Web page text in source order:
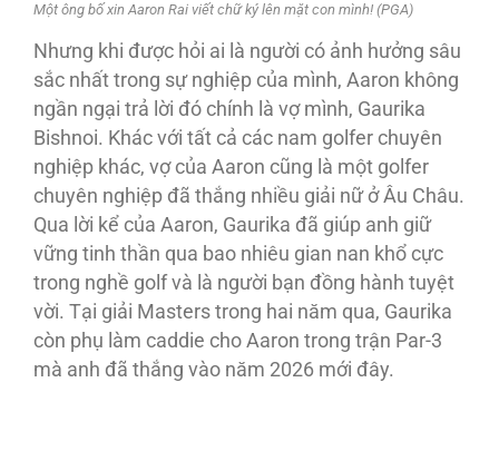
Một ông bố xin Aaron Rai viết chữ ký lên mặt con mình! (PGA)
Nhưng khi được hỏi ai là người có ảnh hưởng sâu
sắc nhất trong sự nghiệp của mình, Aaron không
ngần ngại trả lời đó chính là vợ mình, Gaurika
Bishnoi. Khác với tất cả các nam golfer chuyên
nghiệp khác, vợ của Aaron cũng là một golfer
chuyên nghiệp đã thắng nhiều giải nữ ở Âu Châu.
Qua lời kể của Aaron, Gaurika đã giúp anh giữ
vững tinh thần qua bao nhiêu gian nan khổ cực
trong nghề golf và là người bạn đồng hành tuyệt
vời. Tại giải Masters trong hai năm qua, Gaurika
còn phụ làm caddie cho Aaron trong trận Par-3
mà anh đã thắng vào năm 2026 mới đây.